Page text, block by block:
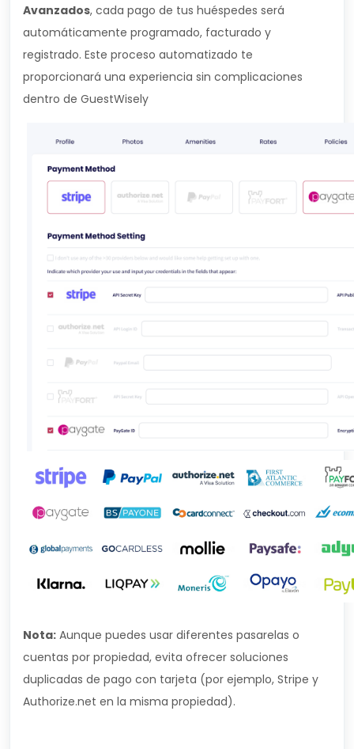
Avanzados, cada pago de tus huéspedes será
automáticamente programado, facturado y
registrado. Este proceso automatizado te
proporcionará una experiencia sin complicaciones
dentro de GuestWisely
Nota: Aunque puedes usar diferentes pasarelas o
cuentas por propiedad, evita ofrecer soluciones
duplicadas de pago con tarjeta (por ejemplo, Stripe y
Authorize.net en la misma propiedad).